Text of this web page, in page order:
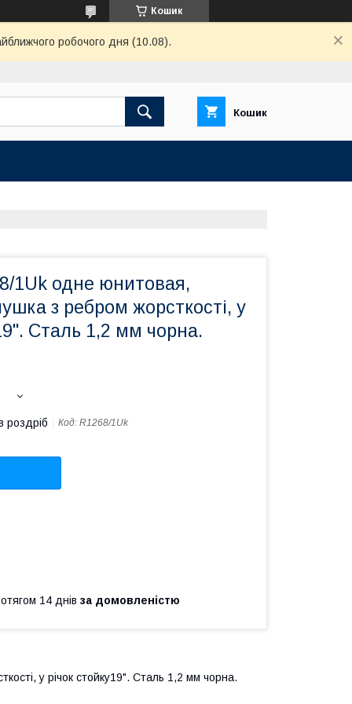
Кошик
робочого дня (10.08).
Кошик
1Uk одне юнитовая,
з ребром жорсткості, у
Сталь 1,2 мм чорна.
роздріб Код: R1268/1Uk
14 днів за домовленістю
у річок стойку19". Сталь 1,2 мм чорна.